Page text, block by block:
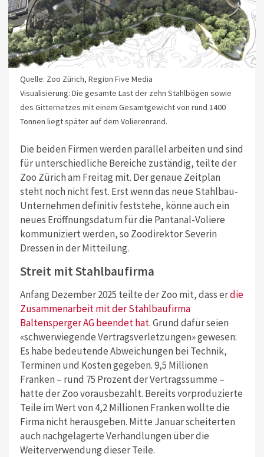
Quelle: Zoo Zürich, Region Five Media
Visualisierung: Die gesamte Last der zehn Stahlbögen sowie
des Gitternetzes mit einem Gesamtgewicht von rund 1400
Tonnen liegt später auf dem Volierenrand.
Die beiden Firmen werden parallel arbeiten und sind
für unterschiedliche Bereiche zuständig, teilte der
Zoo Zürich am Freitag mit. Der genaue Zeitplan
steht noch nicht fest. Erst wenn das neue Stahlbau-
Unternehmen definitiv feststehe, könne auch ein
neues Eröffnungsdatum für die Pantanal-Voliere
kommuniziert werden, so Zoodirektor Severin
Dressen in der Mitteilung.
Streit mit Stahlbaufirma
Anfang Dezember 2025 teilte der Zoo mit, dass erdie
Zusammenarbeit mit der Stahlbaufirma
Baltensperger AG beendet hat. Grund dafür seien
«schwerwiegende Vertragsverletzungen» gewesen:
Es habe bedeutende Abweichungen bei Technik,
Terminen und Kosten gegeben. 9,5 Millionen
Franken – rund 75 Prozent der Vertragssumme –
hatte der Zoo vorausbezahlt. Bereits vorproduzierte
Teile im Wert von 4,2 Millionen Franken wollte die
Firma nicht herausgeben. Mitte Januar scheiterten
auch nachgelagerte Verhandlungen über die
Weiterverwendung dieser Teile.